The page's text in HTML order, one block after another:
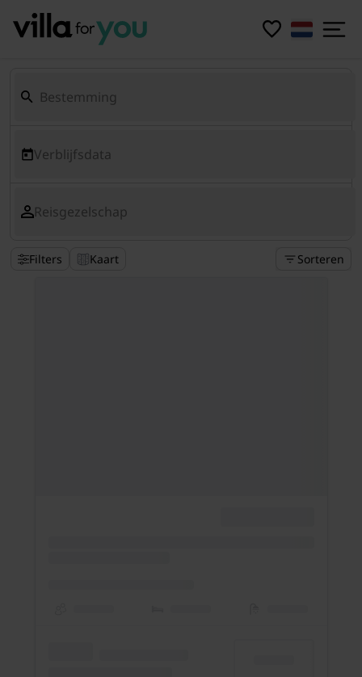
Verblijfsdata
Reisgezelschap
Filters Kaart Sorteren